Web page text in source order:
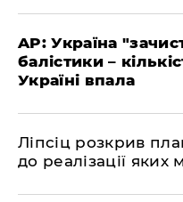
​AP: Україна
балістики –
Україні впала
​Ліпсіц розкрив
до реалізації яких